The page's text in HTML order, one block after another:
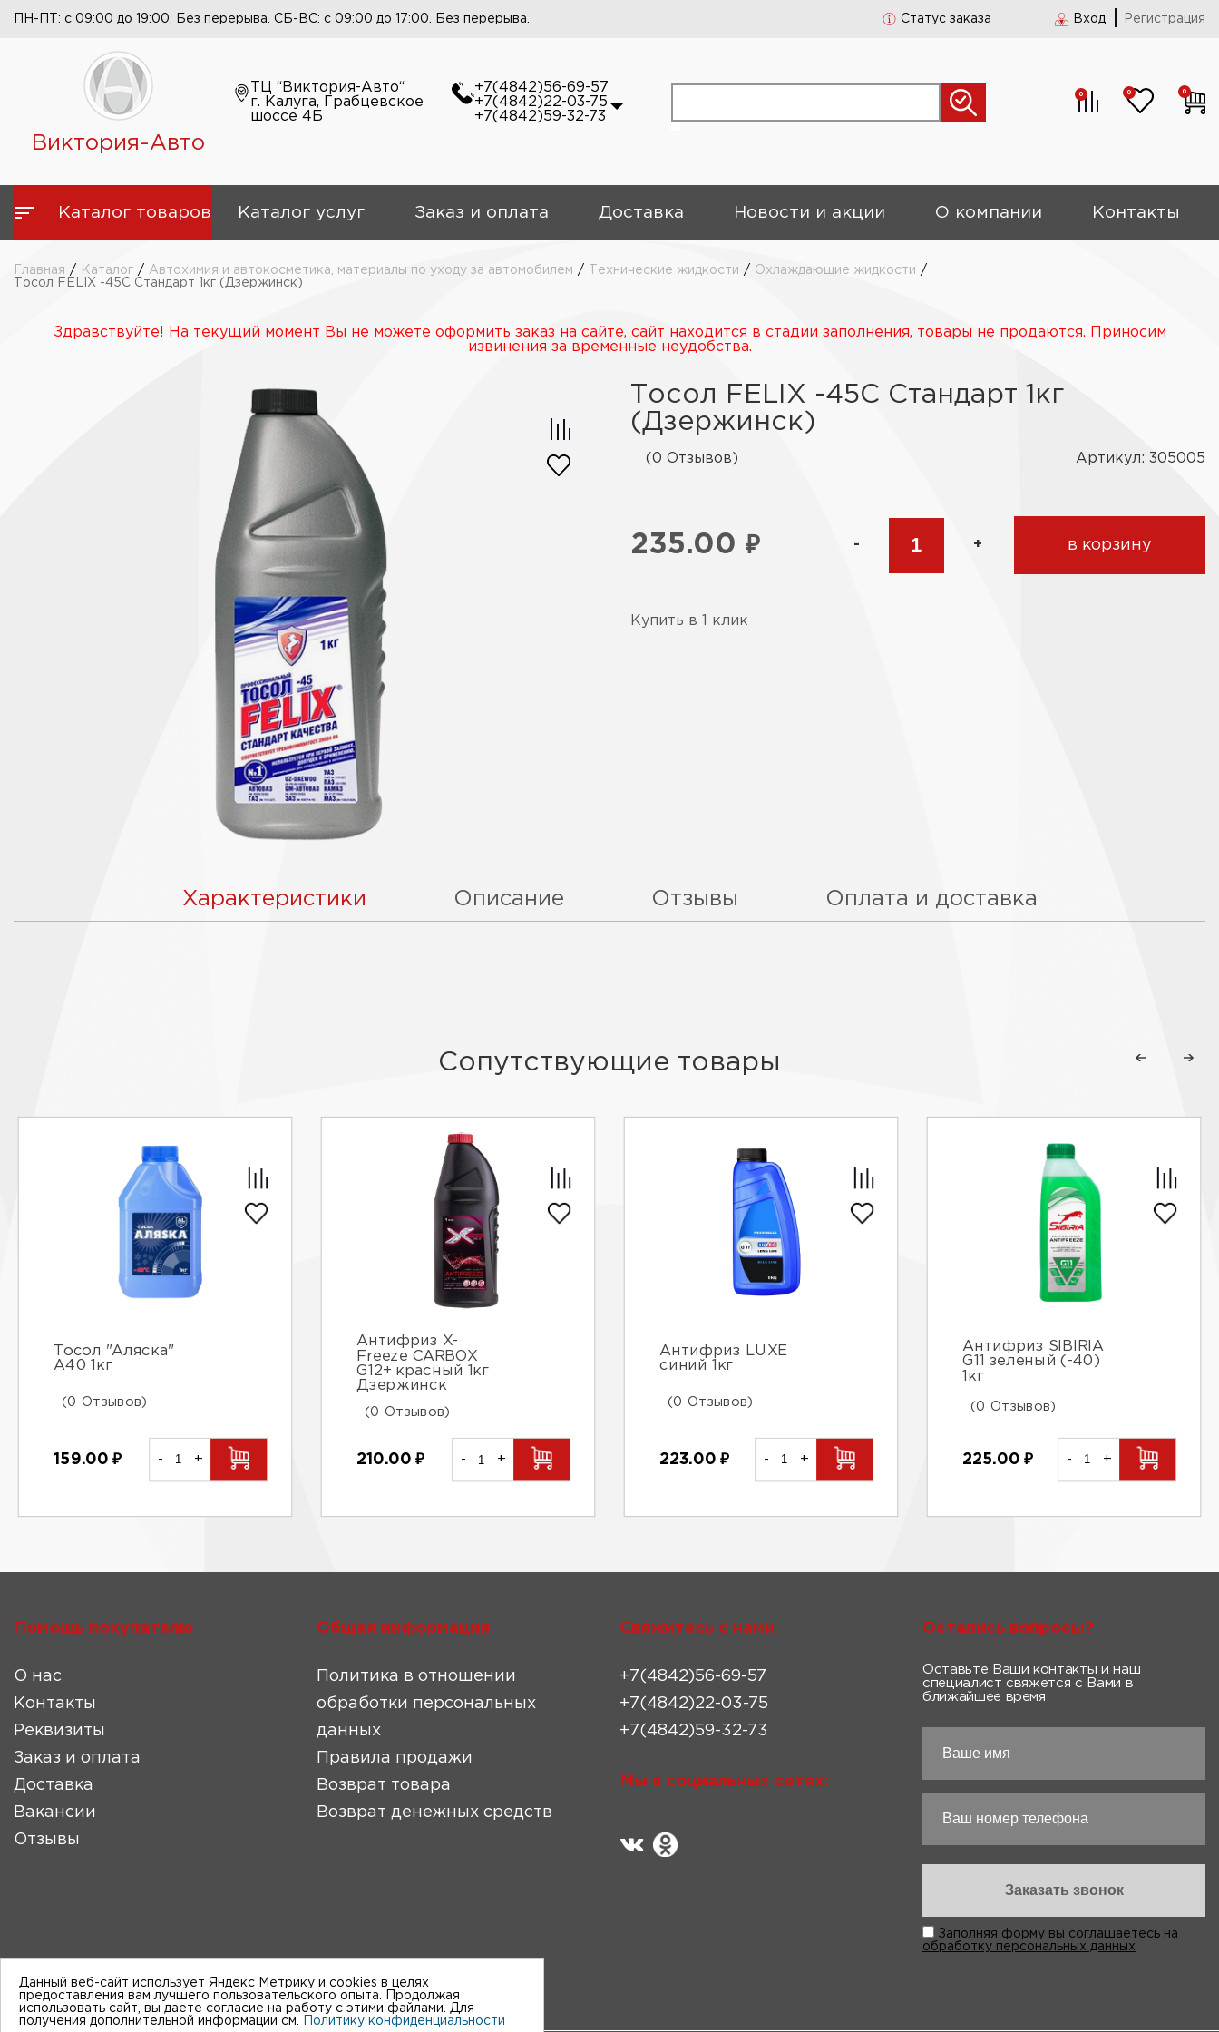
ПН-ПТ: с 09:00 до 19:00. Без перерыва. СБ-ВС: с 09:00 до 17:00. Без перерыва. Статус заказа Вход Регистрация
Виктория-Авто
ТЦ “Виктория-Авто“
г. Калуга, Грабцевское
шоссе 4Б
+7(4842)56-69-57
+7(4842)22-03-75
+7(4842)59-32-73
0 0 0
Каталог товаров Каталог услуг Заказ и оплата Доставка Новости и акции О компании Контакты
Главная / Каталог / Автохимия и автокосметика, материалы по уходу за автомобилем / Технические жидкости / Охлаждающие жидкости /
Тосол FELIX -45C Стандарт 1кг (Дзержинск)
Здравствуйте! На текущий момент Вы не можете оформить заказ на сайте, сайт находится в стадии заполнения, товары не продаются. Приносим
извинения за временные неудобства.
Тосол FELIX -45C Стандарт 1кг
(Дзержинск)
(0 Отзывов) Артикул: 305005
235.00 ₽ - + в корзину
Купить в 1 клик
Характеристики Описание Отзывы Оплата и доставка
Сопутствующие товары
Тосол "Аляска"
А40 1кг
(0 Отзывов)
159.00₽ - +
Антифриз X-
Freeze CARBOX
G12+ красный 1кг
Дзержинск
(0 Отзывов)
210.00₽ - +
Антифриз LUXE
синий 1кг
(0 Отзывов)
223.00₽ - +
Антифриз SIBIRIA
G11 зеленый (-40)
1кг
(0 Отзывов)
225.00₽ - +
Помощь покупателю
О нас
Контакты
Реквизиты
Заказ и оплата
Доставка
Вакансии
Отзывы
Общая информация
Политика в отношении
обработки персональных
данных
Правила продажи
Возврат товара
Возврат денежных средств
Свяжитесь с нами
+7(4842)56-69-57
+7(4842)22-03-75
+7(4842)59-32-73
Мы в социальных сетях:
Остались вопросы?
Оставьте Ваши контакты и наш
специалист свяжется с Вами в
ближайшее время
Заполняя форму вы соглашаетесь на
обработку персональных данных
Данный веб-сайт использует Яндекс Метрику и cookies в целях
предоставления вам лучшего пользовательского опыта. Продолжая
использовать сайт, вы даете согласие на работу с этими файлами. Для
получения дополнительной информации см.
Политику конфиденциальности